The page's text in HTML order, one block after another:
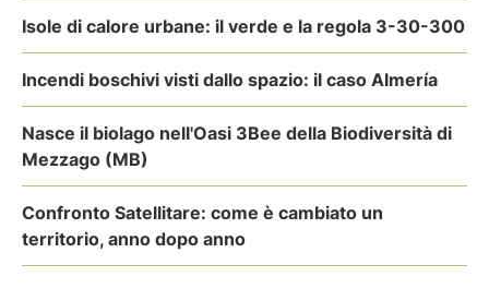
Isole di calore urbane: il verde e la regola 3-30-300
Incendi boschivi visti dallo spazio: il caso Almería
Nasce il biolago nell'Oasi 3Bee della Biodiversità di
Mezzago (MB)
Confronto Satellitare: come è cambiato un
territorio, anno dopo anno